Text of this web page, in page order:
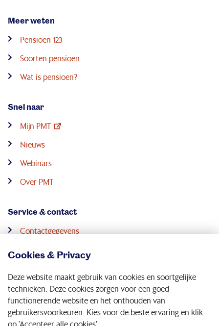
Cookies & Privacy
Deze website maakt gebruik van cookies en soortgelijke
technieken. Deze cookies zorgen voor een goed
functionerende website en het onthouden van
gebruikersvoorkeuren. Kies voor de beste ervaring en klik
op 'Accepteer alle cookies'.
Meer weten
Pensioen 123
Soorten pensioen
Wat is pensioen?
Snel naar
Mijn PMT
Nieuws
Webinars
Over PMT
Service & contact
Contactgegevens
Pensioenconsulenten
Digitale post
Volg ons op: